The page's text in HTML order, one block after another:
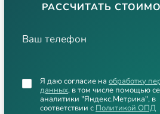
РАССЧИТАТЬ
Ваш телефон
Я даю согласие на обработку
данных, в том числе помощью
аналитики "Яндекс.Метрика", в
соответствии с Политикой ОПД